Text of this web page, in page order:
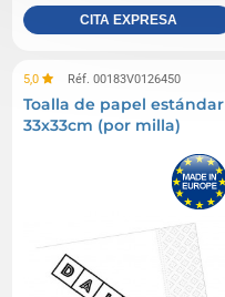
CITA EXPRESA
5,0 Réf. 00183V0126450
Toalla de papel estándar
33x33cm (por milla)